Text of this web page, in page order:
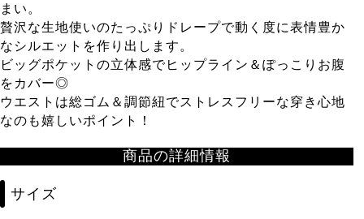
まい。
贅沢な生地使いのたっぷりドレープで動く度に表情豊か
なシルエットを作り出します。
ビッグポケットの立体感でヒップライン＆ぽっこりお腹
をカバー◎
ウエストは総ゴム＆調節紐でストレスフリーな穿き心地
なのも嬉しいポイント！
商品の詳細情報
サイズ